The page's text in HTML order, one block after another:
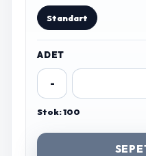
Standart
ADET
-
Stok: 100